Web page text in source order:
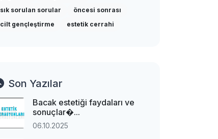
sık sorulan sorular
öncesi sonrası
cilt gençleştirme
estetik cerrahi
Son Yazılar
Bacak estetiği faydaları ve
sonuçlar�...
06.10.2025